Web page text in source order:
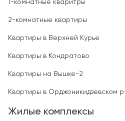
1-комнатные кваритры
2-комнатные квартиры
Квартиры в Верхней Курье
Квартиры в Кондратово
Квартиры на Вышке-2
Квартиры в Орджоникидзевском
Жилые комплексы